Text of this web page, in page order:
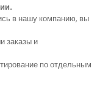
в нашу компанию, вы
заказы и
по отдельным